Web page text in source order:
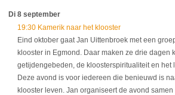
Di 8 september
19:30 Kamerik naar het klooster
Eind oktober gaat Jan Uittenbroek met een
klooster in Egmond. Daar maken ze drie dagen
getijdengebeden, de kloosterspiritualiteit en het
Deze avond is voor iedereen die benieuwd is
klooster leven. Jan organiseert de avond samen